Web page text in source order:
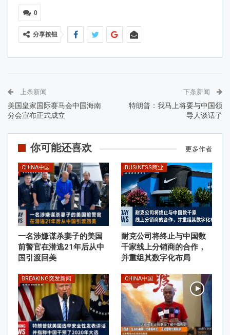
0
分享按钮
上条新闻
美国皇家国际赛马会中国海南
分会宣布正式成立
下条新闻
特朗普：我马上将要与中国领
导人谈话了
你可能还喜欢 更多作者
CHINA中国
一名涉嫌谋杀妻子的美国
前警官在潜逃21年后从中
国引渡回美
BUSINESS商业
耐克公司将终止与中国数
千家线上分销商的合作，
并重组其数字化布局
BREAKING突发新闻 CHINA中国